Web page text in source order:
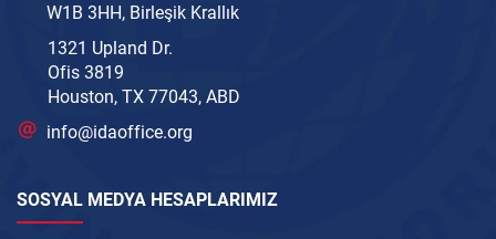
W1B 3HH, Birleşik Krallık
1321 Upland Dr.
Ofis 3819
Houston, TX 77043, ABD
info@idaoffice.org
SOSYAL MEDYA HESAPLARIMIZ